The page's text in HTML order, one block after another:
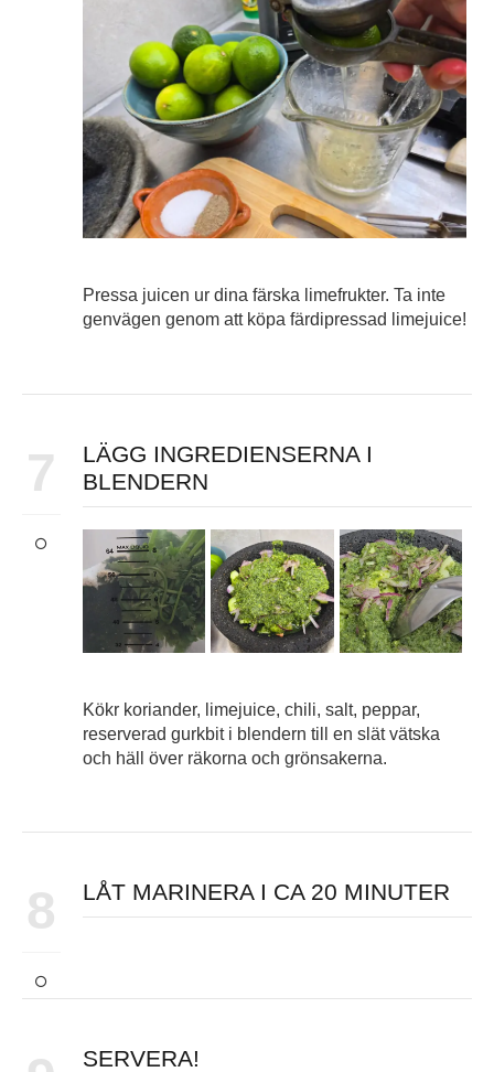
Pressa juicen ur dina färska limefrukter. Ta inte
genvägen genom att köpa färdipressad limejuice!
7
LÄGG INGREDIENSERNA I
BLENDERN
Kökr koriander, limejuice, chili, salt, peppar,
reserverad gurkbit i blendern till en slät vätska
och häll över räkorna och grönsakerna.
8 LÅT MARINERA I CA 20 MINUTER
SERVERA!